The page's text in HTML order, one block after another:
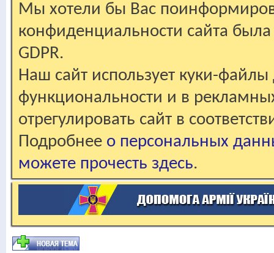
Мы хотели бы Вас
конфиденциальности сайта
GDPR.
Наш сайт использует куки-файлы
функциональности и в
отрегулировать сайт в
Подробнее о персональных
можете прочесть здесь.